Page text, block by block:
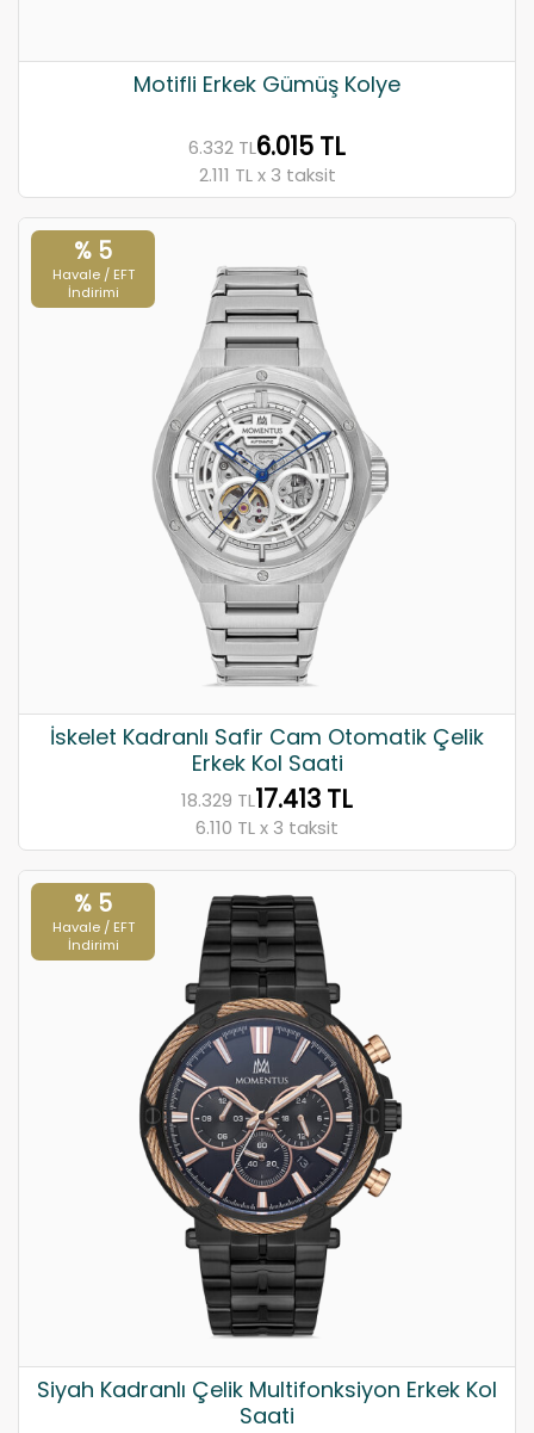
Motifli Erkek Gümüş Kolye
6.332 TL6.015 TL
2.111 TL x 3 taksit
% 5
Havale / EFT
İndirimi
İskelet Kadranlı Safir Cam Otomatik Çelik
Erkek Kol Saati
18.329 TL17.413 TL
6.110 TL x 3 taksit
% 5
Havale / EFT
İndirimi
Siyah Kadranlı Çelik Multifonksiyon Erkek Kol
Saati